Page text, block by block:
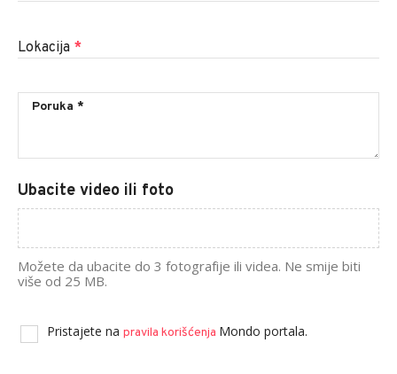
Lokacija *
Ubacite video ili foto
Možete da ubacite do 3 fotografije ili videa. Ne smije biti
više od 25 MB.
Pristajete na pravila korišćenja Mondo portala.